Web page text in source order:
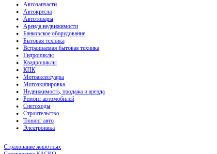
Автозапчасти
Автокресла
Автотовары
Аренда недвижимости
Банковское оборудование
Бытовая техника
Встраиваемая бытовая техника
Гидроциклы
Квадроциклы
КПК
Мотоаксессуары
Мотоэкипировка
Недвижимость, продажа и аренда
Ремонт автомобилей
Снегоходы
Строительство
Тюнинг авто
Электроника
Страхование животных